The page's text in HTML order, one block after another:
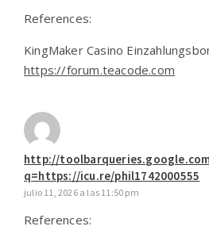
References:
KingMaker Casino
https://forum.teacode.com
http://
q=https://icu.re/phil1742000555
julio 11, 2026 a las 11:50 pm
References: